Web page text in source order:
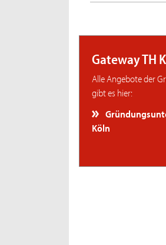
Gateway TH
Alle Angebote der
gibt es hier:
Köln